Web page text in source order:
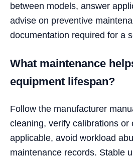
between models, answer
advise on preventive
documentation required for a
What maintenance
equipment lifespan?
Follow the manufacturer
cleaning, verify calibrations or
applicable, avoid workload
maintenance records. Stable